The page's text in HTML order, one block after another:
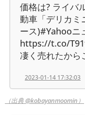
価格は? ライバ
動車「デリカミ
ース)#Yahooニ
https://t.co/
凄く売れたから
2023-01-14 17:32:03
（出典 @kobayanmoomin）